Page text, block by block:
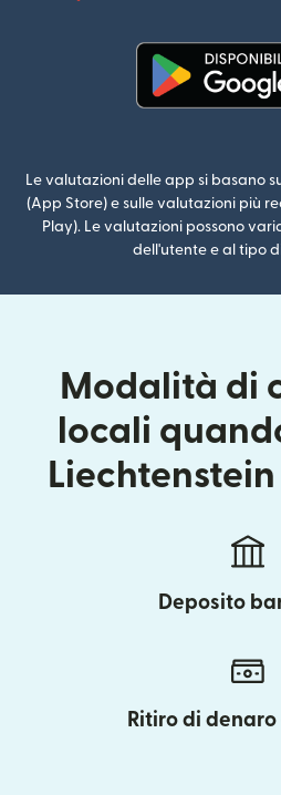
Le valutazioni delle app si basano
(App Store) e sulle valutazioni più
Play). Le valutazioni possono
dell'utente e al tipo
Modalità di
locali
Deposito
Ritiro di